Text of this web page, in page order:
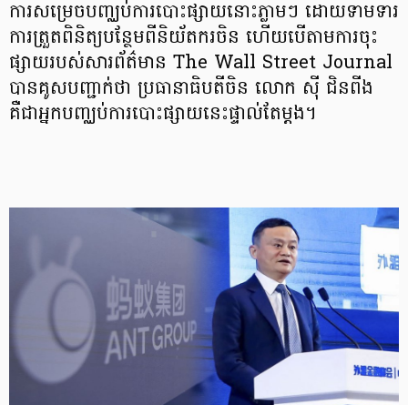
ការសម្រេច​បញ្ឈប់​ការបោះផ្សាយ​នោះ​ភ្លាមៗ ដោយ​ទាមទារ​
ការត្រួត​ពិនិត្យ​បន្ថែម​ពី​និយ័តករ​ចិន ហើយ​បើតាមការចុះ
ផ្សាយរបស់​សារព័ត៌មាន The Wall Street Journal
បាន​គូស​បញ្ជាក់ថា ប្រធានាធិបតីចិន លោក ស៊ី ជិនពីង
គឺជាអ្នកបញ្ឈប់​ការបោះផ្សាយ​នេះ​ផ្ទាល់​តែម្តង។